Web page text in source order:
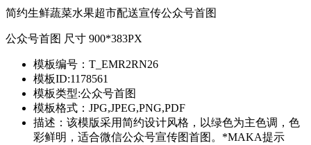
简约生鲜蔬菜水果超市配送宣传公众号首图
公众号首图 尺寸 900*383PX
模板编号：T_EMR2RN26
模板ID:1178561
模板类型:公众号首图
模板格式：JPG,JPEG,PNG,PDF
描述：该模版采用简约设计风格，以绿色为主色调，色
彩鲜明，适合微信公众号宣传图首图。*MAKA提示